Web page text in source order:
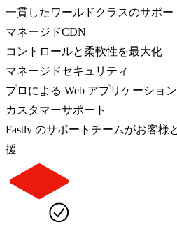
一貫したワールドクラスのサポー
マネージドCDN
コントロールと柔軟性を最大化
マネージドセキュリティ
プロによる Web アプリケーショ
カスタマーサポート
Fastly のサポートチームがお客様
援